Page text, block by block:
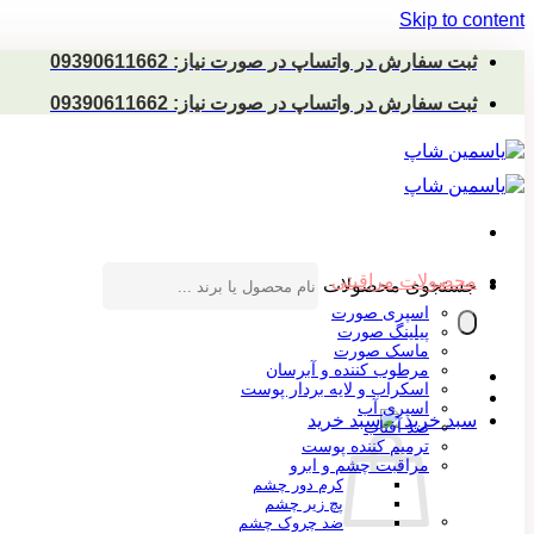
Skip to content
ثبت سفارش در واتساپ در صورت نیاز: 09390611662
ثبت سفارش در واتساپ در صورت نیاز: 09390611662
جستجوی محصولات
سبد خرید
محصولات مراقبتی
اسپری صورت
پیلینگ صورت
ماسک صورت
مرطوب کننده و آبرسان
اسکراب و لایه بردار پوست
اسپری آب
ضد آفتاب
ترمیم کننده پوست
مراقبت چشم و ابرو
کرم دور چشم
پچ زیر چشم
ضد چروک چشم